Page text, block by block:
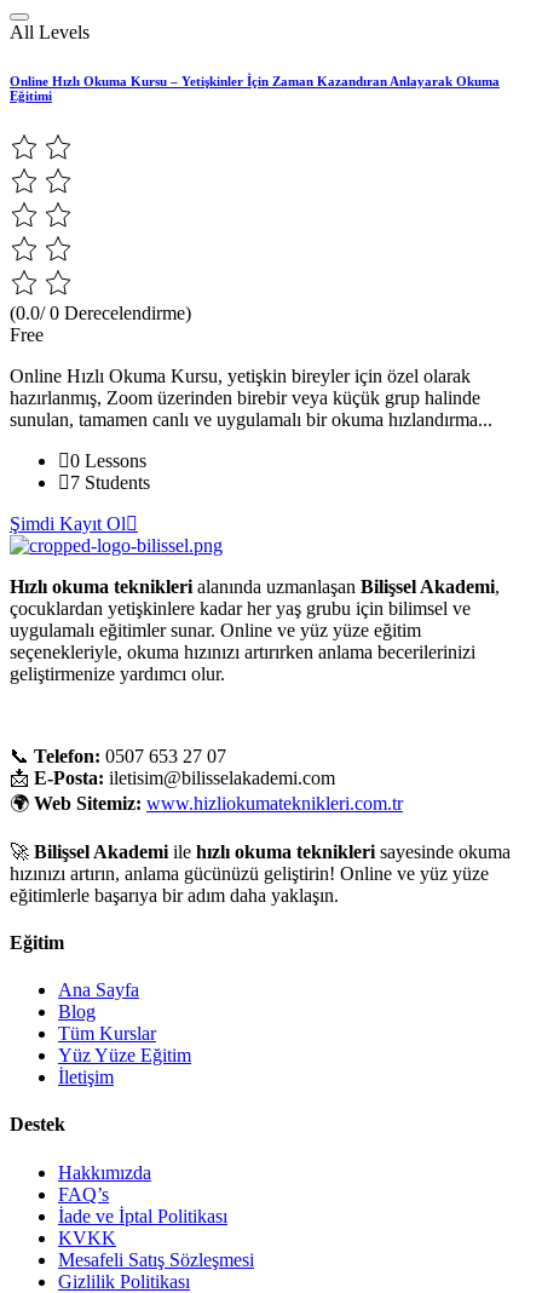
All Levels
Online Hızlı Okuma Kursu – Yetişkinler İçin Zaman Kazandıran Anlayarak Okuma
Eğitimi
(0.0/ 0 Derecelendirme)
Free
Online Hızlı Okuma Kursu, yetişkin bireyler için özel olarak
hazırlanmış, Zoom üzerinden birebir veya küçük grup halinde
sunulan, tamamen canlı ve uygulamalı bir okuma hızlandırma...
0 Lessons
7 Students
Şimdi Kayıt Ol
Hızlı okuma teknikleri alanında uzmanlaşan Bilişsel Akademi,
çocuklardan yetişkinlere kadar her yaş grubu için bilimsel ve
uygulamalı eğitimler sunar. Online ve yüz yüze eğitim
seçenekleriyle, okuma hızınızı artırırken anlama becerilerinizi
geliştirmenize yardımcı olur.
📞 Telefon: 0507 653 27 07
📩 E-Posta: iletisim@bilisselakademi.com
🌍 Web Sitemiz: www.hizliokumateknikleri.com.tr
🚀 Bilişsel Akademi ile hızlı okuma teknikleri sayesinde okuma
hızınızı artırın, anlama gücünüzü geliştirin! Online ve yüz yüze
eğitimlerle başarıya bir adım daha yaklaşın.
Eğitim
Ana Sayfa
Blog
Tüm Kurslar
Yüz Yüze Eğitim
İletişim
Destek
Hakkımızda
FAQ’s
İade ve İptal Politikası
KVKK
Mesafeli Satış Sözleşmesi
Gizlilik Politikası